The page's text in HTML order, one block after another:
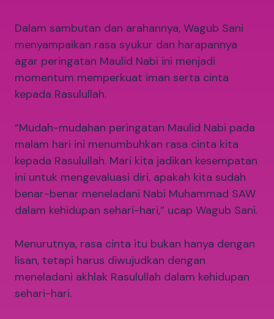
Dalam sambutan dan arahannya, Wagub Sani
menyampaikan rasa syukur dan harapannya
agar peringatan Maulid Nabi ini menjadi
momentum memperkuat iman serta cinta
kepada Rasulullah.
“Mudah-mudahan peringatan Maulid Nabi pada
malam hari ini menumbuhkan rasa cinta kita
kepada Rasulullah. Mari kita jadikan kesempatan
ini untuk mengevaluasi diri, apakah kita sudah
benar-benar meneladani Nabi Muhammad SAW
dalam kehidupan sehari-hari,” ucap Wagub Sani.
Menurutnya, rasa cinta itu bukan hanya dengan
lisan, tetapi harus diwujudkan dengan
meneladani akhlak Rasulullah dalam kehidupan
sehari-hari.